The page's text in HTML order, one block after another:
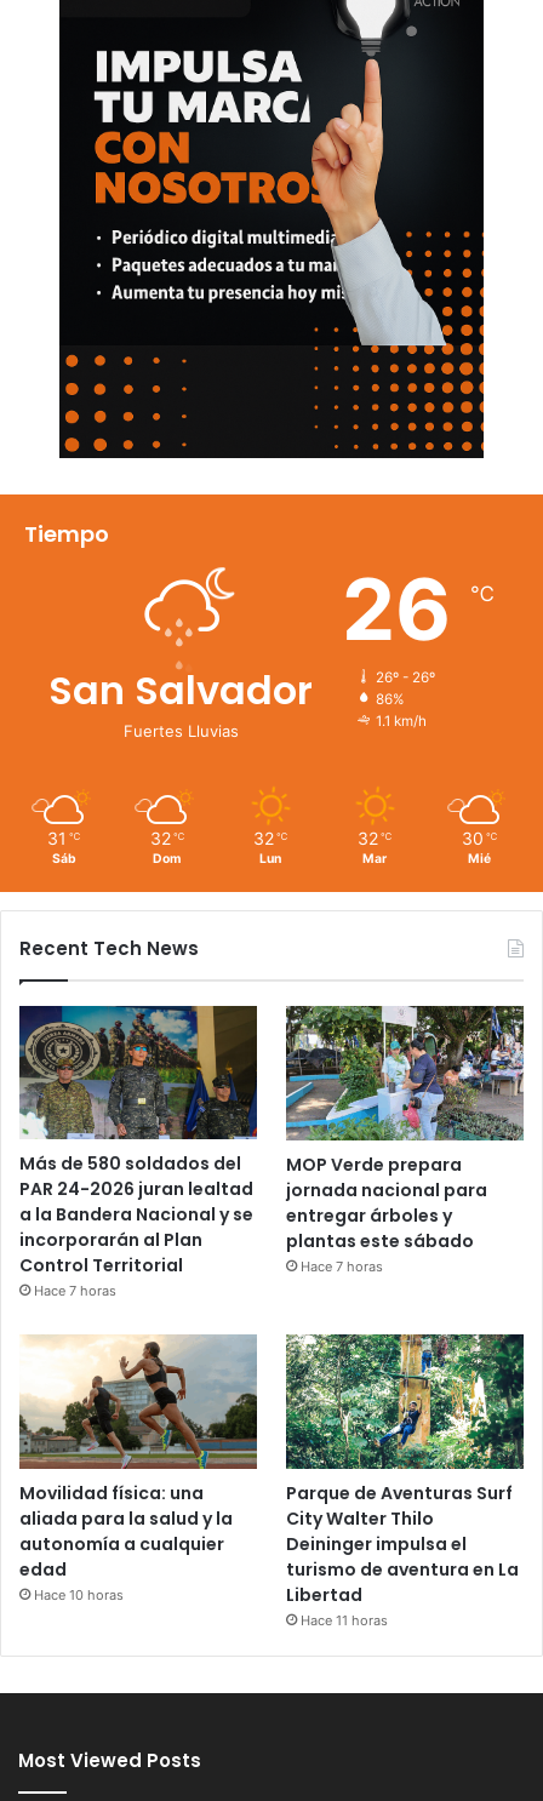
Tiempo
San Salvador
Fuertes Lluvias
26 ℃
26º - 26º
86%
1.1 km/h
31 ℃
Sáb
32 ℃
Dom
32 ℃
Lun
32 ℃
Mar
30 ℃
Mié
Recent Tech News
Más de 580 soldados del
PAR 24-2026 juran lealtad
a la Bandera Nacional y se
incorporarán al Plan
Control Territorial
Hace 7 horas
MOP Verde prepara
jornada nacional para
entregar árboles y
plantas este sábado
Hace 7 horas
Movilidad física: una
aliada para la salud y la
autonomía a cualquier
edad
Hace 10 horas
Parque de Aventuras Surf
City Walter Thilo
Deininger impulsa el
turismo de aventura en La
Libertad
Hace 11 horas
Most Viewed Posts